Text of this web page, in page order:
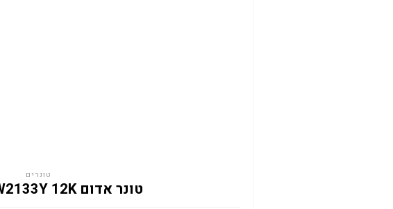
טונרים
טונר אדום HP 213Y W2133Y 12K